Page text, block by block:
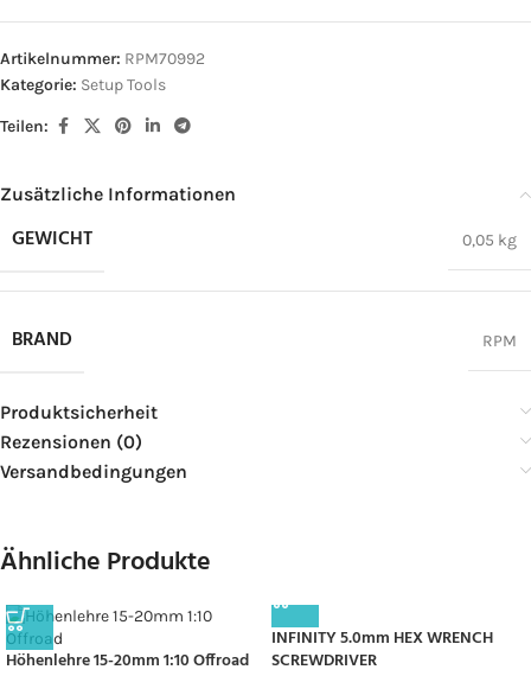
Artikelnummer: RPM70992
Kategorie: Setup Tools
Teilen:
Zusätzliche Informationen
GEWICHT 0,05 kg
BRAND RPM
Produktsicherheit
Rezensionen (0)
Versandbedingungen
Ähnliche Produkte
Höhenlehre 15-20mm 1:10 Offroad
INFINITY 5.0mm HEX WRENCH
SCREWDRIVER